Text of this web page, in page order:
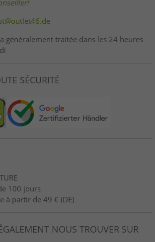
généralement traitée dans les 24 heures
SÉCURITÉ
100 jours
à partir de 49 € (DE)
NOUS TROUVER SUR